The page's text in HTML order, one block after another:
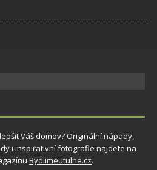
Váš domov? Originální nápady,
i inspirativní fotografie najdete na
Bydlimeutulne.cz.